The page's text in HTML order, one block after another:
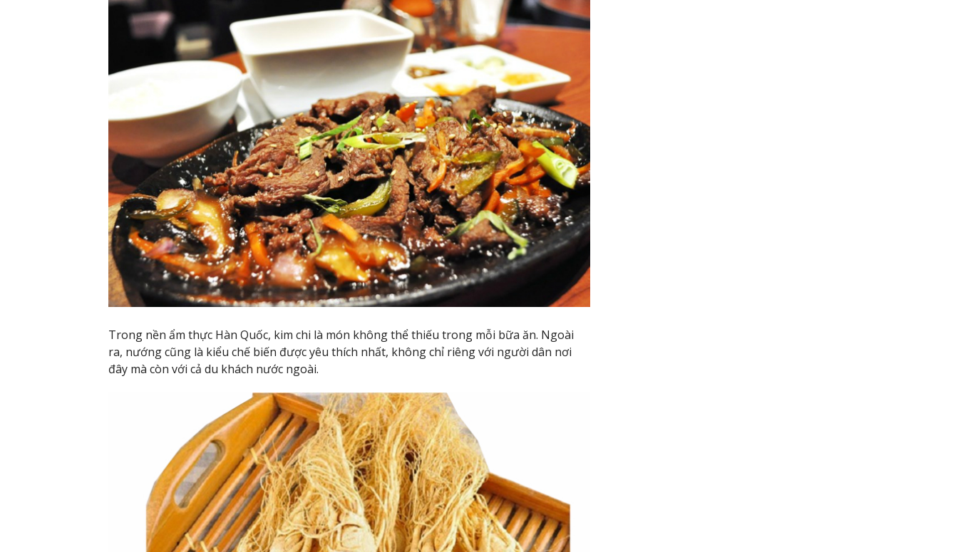
Trong nền ẩm thực Hàn Quốc, kim chi là món không thể thiếu trong mỗi bữa ăn. Ngoài
ra, nướng cũng là kiểu chế biến được yêu thích nhất, không chỉ riêng với người dân nơi
đây mà còn với cả du khách nước ngoài.